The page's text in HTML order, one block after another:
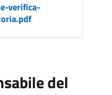
verifica-
del